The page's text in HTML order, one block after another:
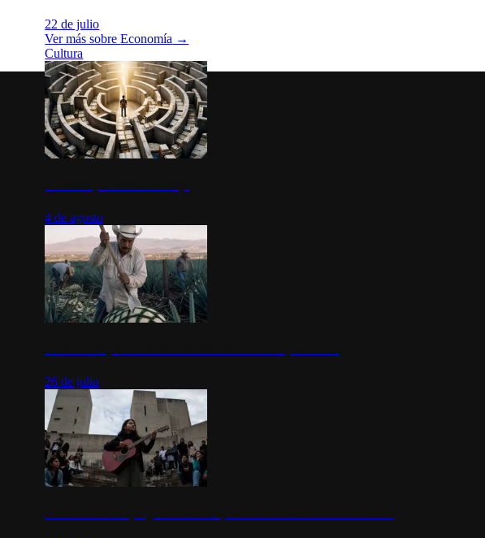
22 de julio
Ver más sobreEconomía →
Cultura
4 de agosto
26 de julio